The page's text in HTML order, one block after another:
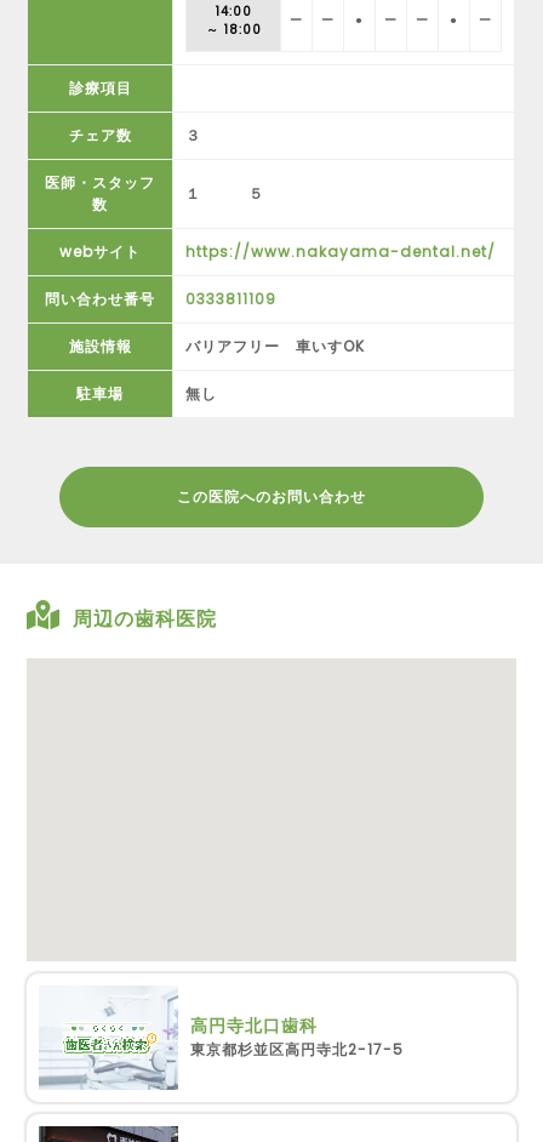
14:00
～ 18:00
ー ー ● ー ー ● ー
診療項目
チェア数 ３
医師・スタッフ
数
１ ５
webサイト https://www.nakayama-dental.net/
問い合わせ番号 0333811109
施設情報 バリアフリー 車いすOK
駐車場 無し
この医院へのお問い合わせ
周辺の歯科医院
高円寺北口歯科
東京都杉並区高円寺北2-17-5